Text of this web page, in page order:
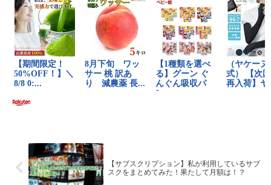
【サブスクリプション】私が利用しているサブ
スクをまとめてみた！果たして月額は！？